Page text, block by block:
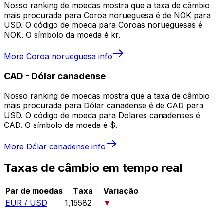
Nosso ranking de moedas mostra que a taxa de câmbio
mais procurada para Coroa norueguesa é de NOK para
USD. O código de moeda para Coroas norueguesas é
NOK. O símbolo da moeda é kr.
More Coroa norueguesa info
CAD - Dólar canadense
Nosso ranking de moedas mostra que a taxa de câmbio
mais procurada para Dólar canadense é de CAD para
USD. O código de moeda para Dólares canadenses é
CAD. O símbolo da moeda é $.
More Dólar canadense info
Taxas de câmbio em tempo real
Par de moedas Taxa
Variação
EUR / USD
1,15582
▼